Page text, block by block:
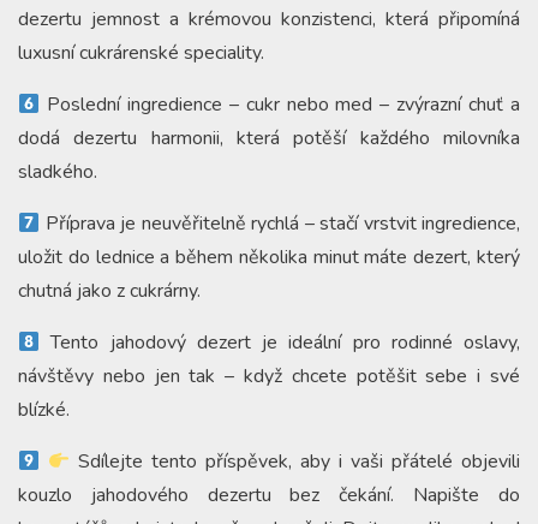
dezertu jemnost a krémovou konzistenci, která připomíná
luxusní cukrárenské speciality.
Poslední ingredience – cukr nebo med – zvýrazní chuť a
dodá dezertu harmonii, která potěší každého milovníka
sladkého.
Příprava je neuvěřitelně rychlá – stačí vrstvit ingredience,
uložit do lednice a během několika minut máte dezert, který
chutná jako z cukrárny.
Tento jahodový dezert je ideální pro rodinné oslavy,
návštěvy nebo jen tak – když chcete potěšit sebe i své
blízké.
Sdílejte tento příspěvek, aby i vaši přátelé objevili
kouzlo jahodového dezertu bez čekání. Napište do